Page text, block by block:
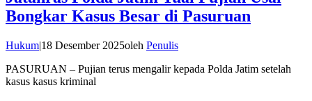
Bongkar Kasus Besar di Pasuruan
Hukum|18 Desember 2025oleh Penulis
PASURUAN – Pujian terus mengalir kepada Polda Jatim setelah
kasus kasus kriminal